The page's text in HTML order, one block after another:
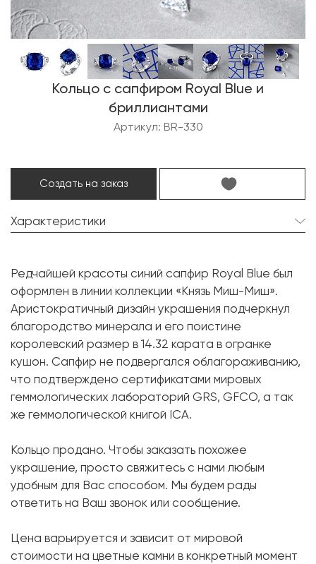
Кольцо с сапфиром Royal Blue и
бриллиантами
Артикул: BR-330
Создать на заказ
Характеристики
Торговое название:
Royal Blue
Форма огранки:
Кушон
Бриллиант:
2 шт. 1.16 карат.
Форма огранки:
Треугольник
Бриллиант:
1 шт. 0.01 карат.
Форма огранки:
Круг
Вес грамм:
Размер:
Редчайшей красоты синий сапфир Royal Blue был
оформлен в линии коллекции «Князь Миш-Миш».
Аристократичный дизайн украшения подчеркнул
благородство минерала и его поистине
королевский размер в 14.32 карата в огранке
кушон. Сапфир не подвергался облагораживанию,
что подтверждено сертификатами мировых
геммологических лабораторий GRS, GFCO, а так
же геммологической книгой ICA.
Кольцо продано. Чтобы заказать похожее
украшение, просто свяжитесь с нами любым
удобным для Вас способом. Мы будем рады
ответить на Ваш звонок или сообщение.
Цена варьируется и зависит от мировой
стоимости на цветные камни в конкретный момент